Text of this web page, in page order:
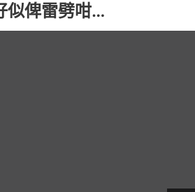
似俾雷劈咁…